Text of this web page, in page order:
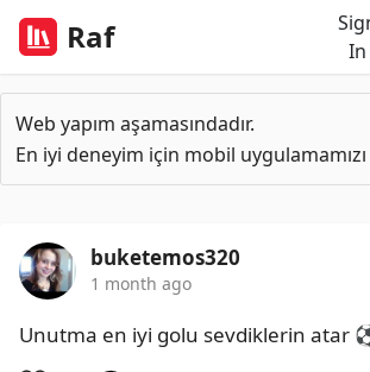
Raf
In
Web yapım aşamasındadır.
En iyi deneyim için mobil uygulamamızı
buketemos320
1 month ago
Unutma en iyi golu sevdiklerin atar